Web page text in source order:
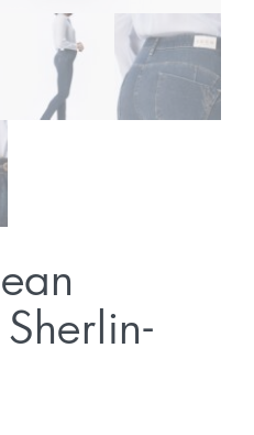
Sherlin-